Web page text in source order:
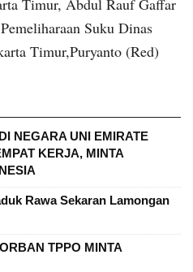
Suku Dinas
Timur,Puryanto (Red)
NEGARA UNI EMIRATE
KERJA, MINTA
Rawa Sekaran Lamongan
TPPO MINTA